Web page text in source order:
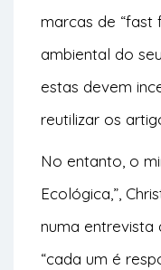
marcas de “fast
ambiental do
estas devem
reutilizar os
No entanto, o
Ecológica,”,
numa entrevista
“cada um é